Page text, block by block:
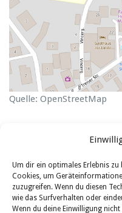
Um dir ein optimales Erlebnis
Cookies, um
zuzugreifen. Wenn du diesen
wie das Surfverhalten oder
Wenn du deine Einwilligung
Quelle: OpenStreetMap